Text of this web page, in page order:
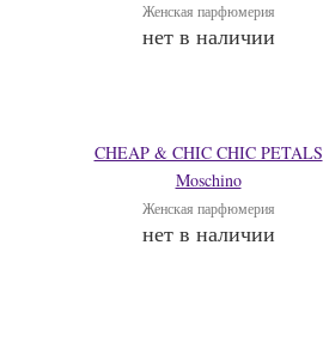
Женская парфюмерия
нет в наличии
CHEAP & CHIC CHIC PETALS
Moschino
Женская парфюмерия
нет в наличии